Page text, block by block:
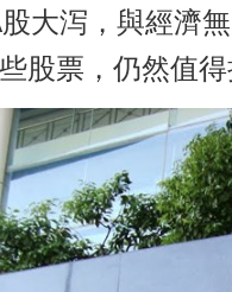
股大泻，與經濟
股票，仍然值得